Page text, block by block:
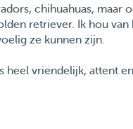
chihuahuas, maar
retriever. Ik hou
ze kunnen zijn.
heel vriendelijk, attent
en een had en over